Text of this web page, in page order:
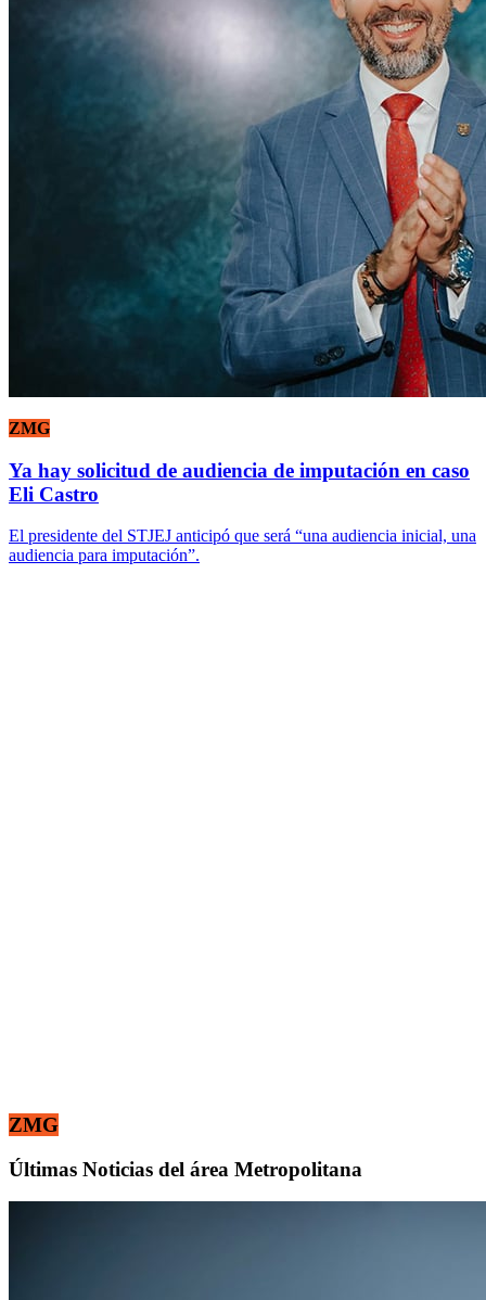
ZMG
Ya hay solicitud de audiencia de imputación en caso
Eli Castro
El presidente del STJEJ anticipó que será “una audiencia inicial, una
audiencia para imputación”.
ZMG
Últimas Noticias del área Metropolitana